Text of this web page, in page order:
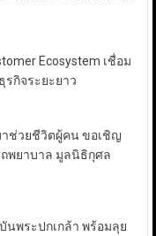
Ecosystem เชื่อม
กิจระยะยาว
ช่วยชีวิตผู้คน ขอเชิญ
พยาบาล มูลนิธิกุศล
พระปกเกล้า พร้อมลุย